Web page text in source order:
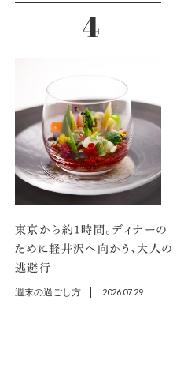
東京から約1時間。ディナーの
ために軽井沢へ向かう、大人の
逃避行
週末の過ごし方 2026.07.29